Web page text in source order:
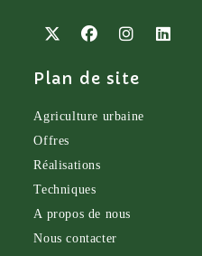
dans
nouvel
onglet
dans
nouvel
dans
nouvel
Plan de site
Agriculture urbaine
Offres
Réalisations
Techniques
A propos de nous
Nous contacter